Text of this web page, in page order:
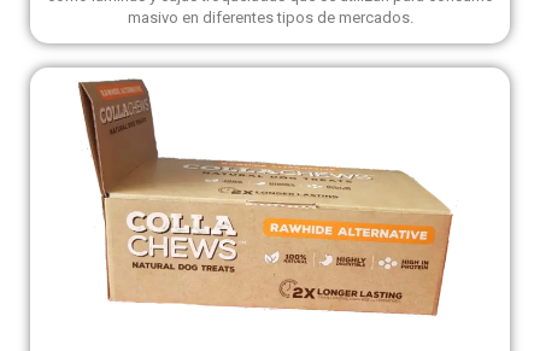
masivo en diferentes tipos de mercados.